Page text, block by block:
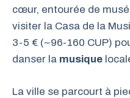
cœur, entourée de
visiter la Casa de la
3-5 € (~96-160 CUP)
danser la musique
La ville se parcourt à